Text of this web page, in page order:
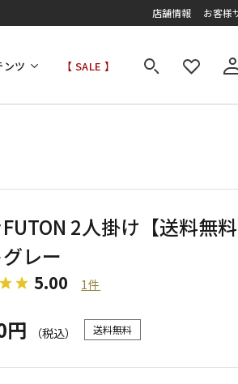
店舗情報 お客様
ンツ 【 SALE 】
2人掛け【送料無料
レー
5.00 1件
円 （税込） 送料無料